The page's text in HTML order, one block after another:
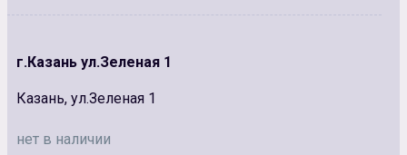
г.Казань ул.Зеленая 1
Казань, ул.Зеленая 1
нет в наличии